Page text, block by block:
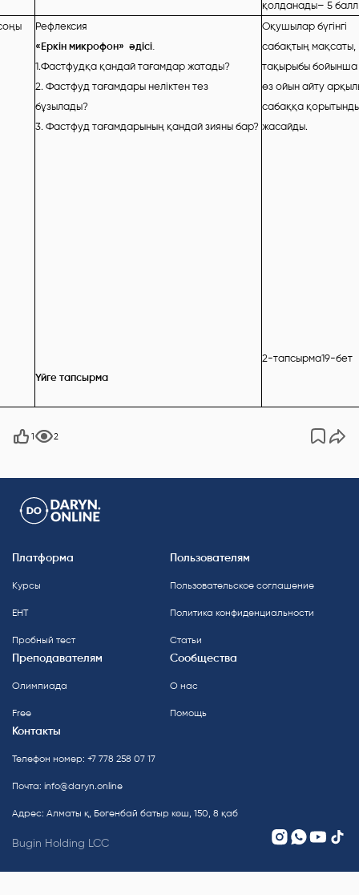
қолданады– 5 балл
Рефлексия
«Еркін микрофон» әдісі.
1.Фастфудқа қандай тағамдар жатады?
2. Фастфуд тағамдары неліктен тез
бұзылады?
3. Фастфуд тағамдарының қандай зияны бар?
Үйге тапсырма
Оқушылар бүгінгі
сабақтың мақсаты,
тақырыбы бойынша
өз ойын айту
сабаққа
жасайды.
2-тапсырма19-бет
1 2
Платформа
Курсы
ЕНТ
Пробный тест
Пользователям
Пользовательское соглашение
Политика конфиденциальности
Статьи
Преподавателям
Олимпиада
Free
Сообщества
О нас
Помощь
Контакты
Телефон номер: +7 778 258 07 17
Почта: info@daryn.online
Адрес: Алматы қ, Бөгенбай батыр көш, 150, 8 қаб
Bugin Holding LCC